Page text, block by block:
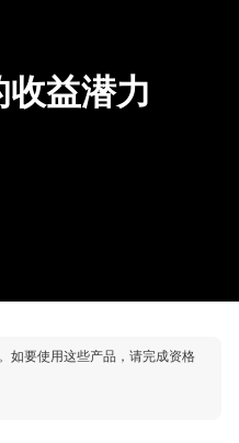
益潜力
如要使用这些产品，请完成资格